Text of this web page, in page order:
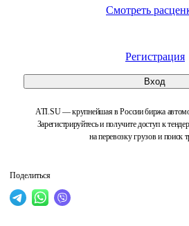
Смотреть
Регистрация
Вход
ATI.SU — крупнейшая в России биржа
Зарегистрируйтесь и получите доступ к
на перевозку грузов и поиск
Поделиться